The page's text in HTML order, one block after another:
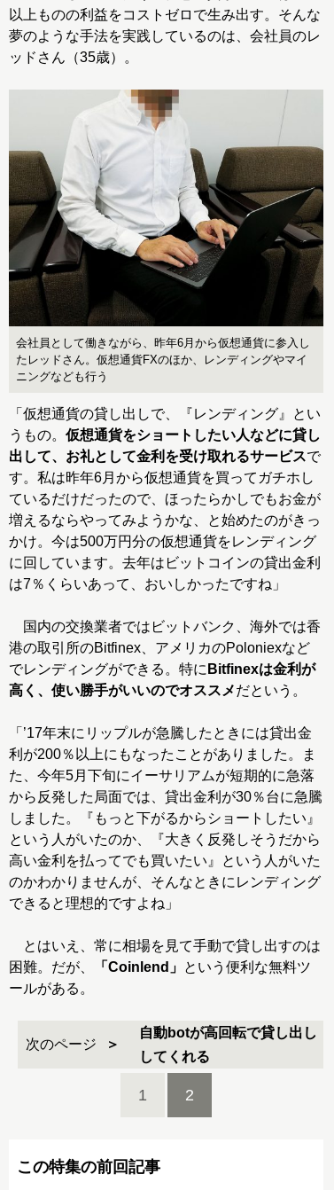
以上ものの利益をコストゼロで生み出す。そんな
夢のような手法を実践しているのは、会社員のレ
ッドさん（35歳）。
会社員として働きながら、昨年6月から仮想通貨に参入し
たレッドさん。仮想通貨FXのほか、レンディングやマイ
ニングなども行う
「仮想通貨の貸し出しで、『レンディング』とい
うもの。 仮想通貨をショートしたい人などに貸し
出して、お礼として金利を受け取れるサービスで
す。私は昨年6月から仮想通貨を買ってガチホし
ているだけだったので、ほったらかしでもお金が
増えるならやってみようかな、と始めたのがきっ
かけ。今は500万円分の仮想通貨をレンディング
に回しています。去年はビットコインの貸出金利
は7％くらいあって、おいしかったですね」
国内の交換業者ではビットバンク、海外では香
港の取引所のBitfinex、アメリカのPoloniexなど
でレンディングができる。特に Bitfinexは金利が
高く、使い勝手がいいのでオススメだという。
「’17年末にリップルが急騰したときには貸出金
利が200％以上にもなったことがありました。ま
た、今年5月下旬にイーサリアムが短期的に急落
から反発した局面では、貸出金利が30％台に急騰
しました。『もっと下がるからショートしたい』
という人がいたのか、『大きく反発しそうだから
高い金利を払ってでも買いたい』という人がいた
のかわかりませんが、そんなときにレンディング
できると理想的ですよね」
とはいえ、常に相場を見て手動で貸し出すのは
困難。だが、
「Coinlend」 という便利な無料ツ
ールがある。
次のページ
自動botが高回転で貸し出し
してくれる
1 2
この特集の前回記事